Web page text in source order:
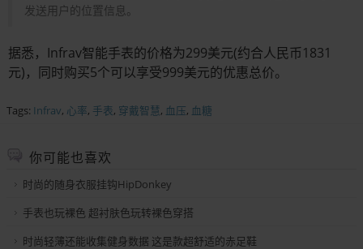
发送用户的位置信息。
据悉，Infrav智能手表的价格为299美元(约合人民币1831
元)，同时购买5个可以享受999美元的优惠总价。
Tags: Infrav, 心率, 手表, 穿戴智慧, 血压, 血糖
你可能也喜欢
时尚的随身衣服挂钩HipDonkey
手表也玩裸色 超衬肤色玩转裸色穿搭
时尚轻薄还能收集健身数据 这是款超舒适的赤足鞋